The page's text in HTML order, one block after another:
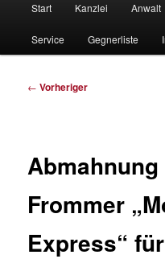
Start Kanzlei Anwalt
Service Gegnerliste
Beitragsnavigation
← Vorheriger
Frommer
Express“